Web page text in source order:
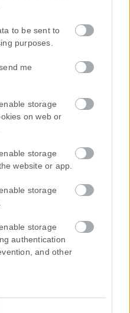
to be sent to
purposes.
me
storage
on web or
storage
website or app.
storage
storage
authentication
and other